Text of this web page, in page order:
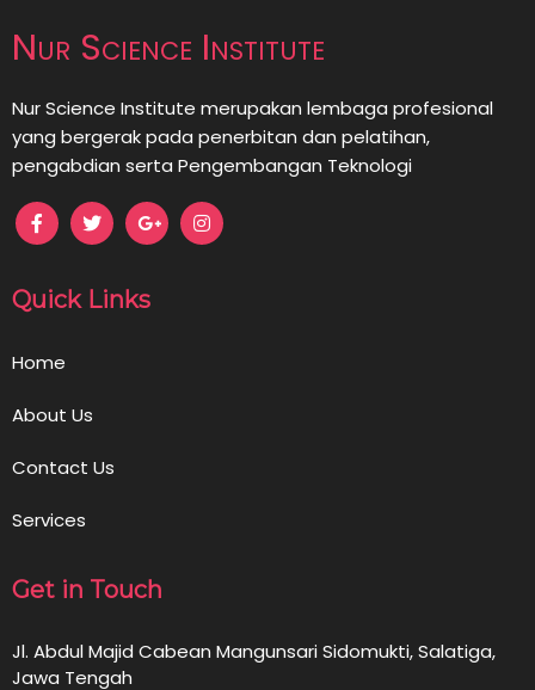
Nur Science Institute
Nur Science Institute merupakan lembaga profesional
yang bergerak pada penerbitan dan pelatihan,
pengabdian serta Pengembangan Teknologi
Quick Links
Home
About Us
Contact Us
Services
Get in Touch
Jl. Abdul Majid Cabean Mangunsari Sidomukti, Salatiga,
Jawa Tengah